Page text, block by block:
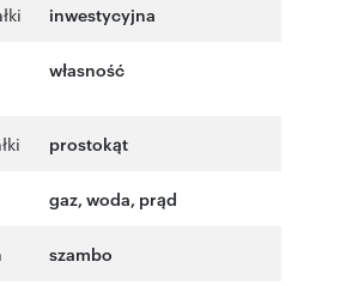
inwestycyjna
własność
prostokąt
gaz, woda, prąd
szambo